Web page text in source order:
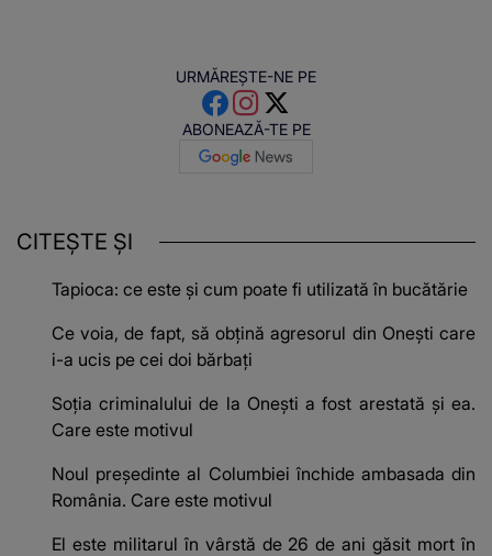
URMĂREȘTE-NE PE
ABONEAZĂ-TE PE
CITEȘTE ȘI
Tapioca: ce este și cum poate fi utilizată în bucătărie
Ce voia, de fapt, să obțină agresorul din Onești care
i-a ucis pe cei doi bărbați
Soția criminalului de la Onești a fost arestată și ea.
Care este motivul
Noul președinte al Columbiei închide ambasada din
România. Care este motivul
El este militarul în vârstă de 26 de ani găsit mort în